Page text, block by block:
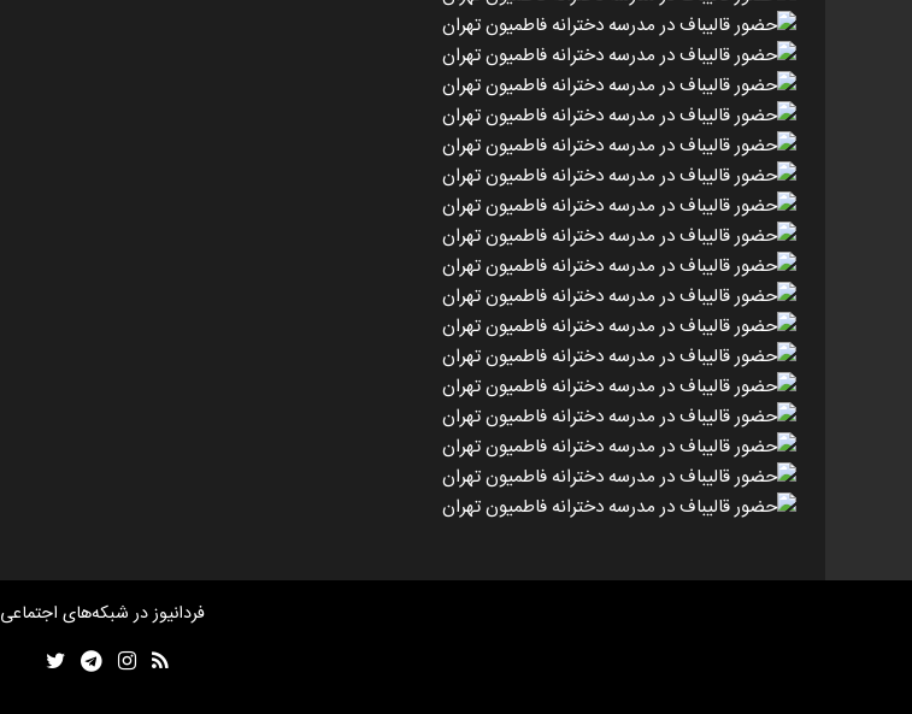
فردانیوز در شبکه‌های اجتماعی